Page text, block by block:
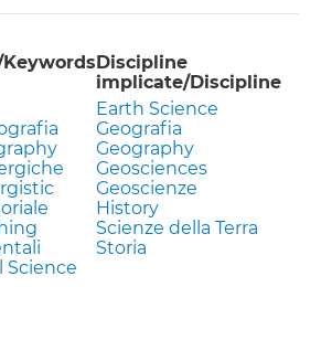
Science
Discipline
implicate/Discipline
Earth Science
Geografia
Geography
Geosciences
Geoscienze
History
Scienze della Terra
Storia